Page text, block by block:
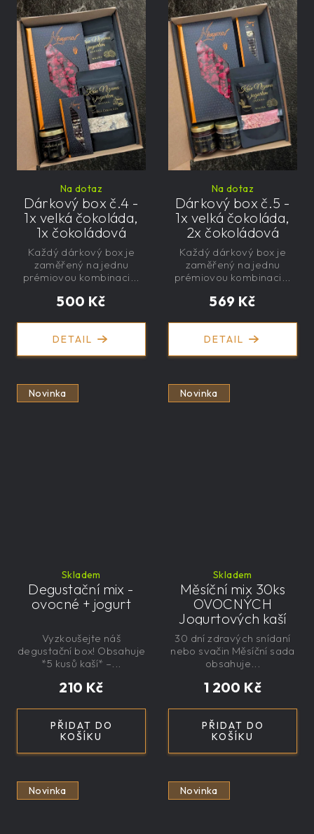
Na dotaz
Dárkový box č.4 -
1x velká čokoláda,
1x čokoládová
paštika, 2x kaše s
jogurtem, 1x mini
čokoláda
500 Kč
DETAIL
Každý dárkový box je
zaměřený na jednu
prémiovou kombinaci...
Na dotaz
Dárkový box č.5 -
1x velká čokoláda,
2x čokoládová
paštika, 1x mini
čokoláda, 1x kaše s
jogurtem
569 Kč
DETAIL
Každý dárkový box je
zaměřený na jednu
prémiovou kombinaci...
Novinka
Skladem
Degustační mix -
ovocné + jogurt
210 Kč
PŘIDAT DO
KOŠÍKU
Vyzkoušejte náš
degustační box! Obsahuje
*5 kusů kaší* –...
Novinka
Skladem
Měsíční mix 30ks
OVOCNÝCH
Jogurtových kaší
1 200 Kč
PŘIDAT DO
KOŠÍKU
30 dní zdravých snídaní
nebo svačin Měsíční sada
obsahuje...
Novinka Novinka